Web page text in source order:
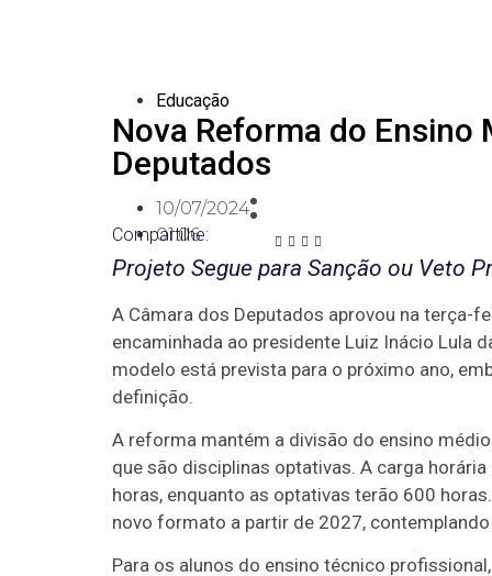
Educação
Nova Reforma do Ensino
Deputados
10/07/2024
01:06
Compartilhe:
Projeto Segue para Sanção ou Veto
A Câmara dos Deputados aprovou na terça-
encaminhada ao presidente Luiz Inácio Lula
modelo está prevista para o próximo ano,
definição.
A reforma mantém a divisão do ensino
que são disciplinas optativas. A carga
horas, enquanto as optativas terão 600
novo formato a partir de 2027,
Para os alunos do ensino técnico